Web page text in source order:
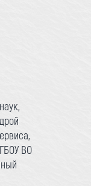
ВО